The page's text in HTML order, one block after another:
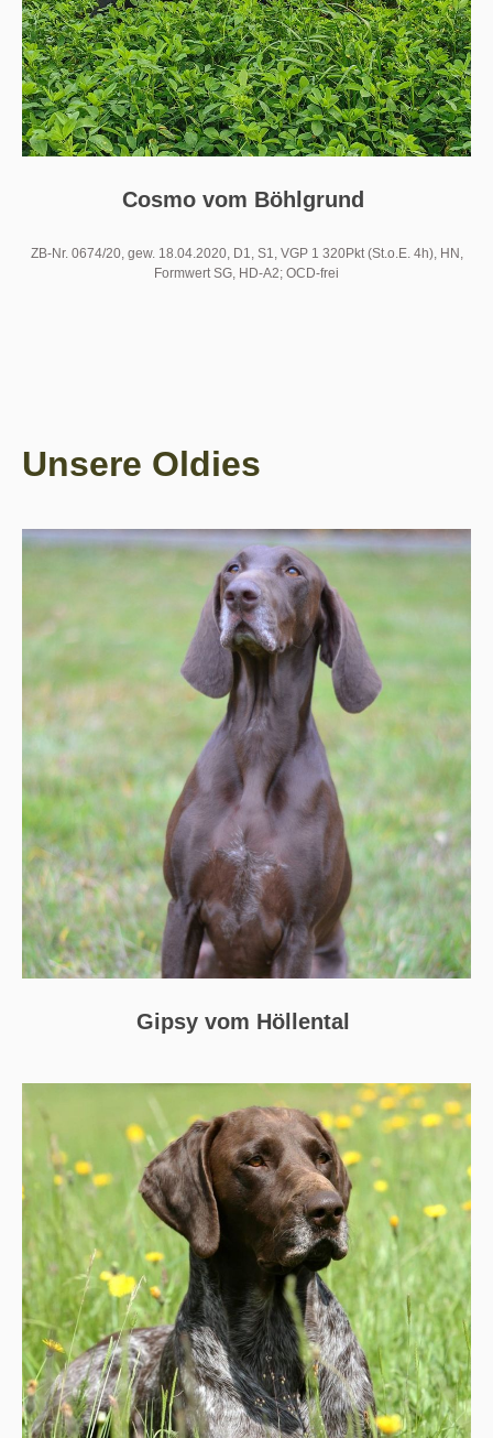
Cosmo vom Böhlgrund
ZB-Nr. 0674/20, gew. 18.04.2020, D1, S1, VGP 1 320Pkt (St.o.E. 4h), HN,
Formwert SG, HD-A2; OCD-frei
Unsere Oldies
Gipsy vom Höllental